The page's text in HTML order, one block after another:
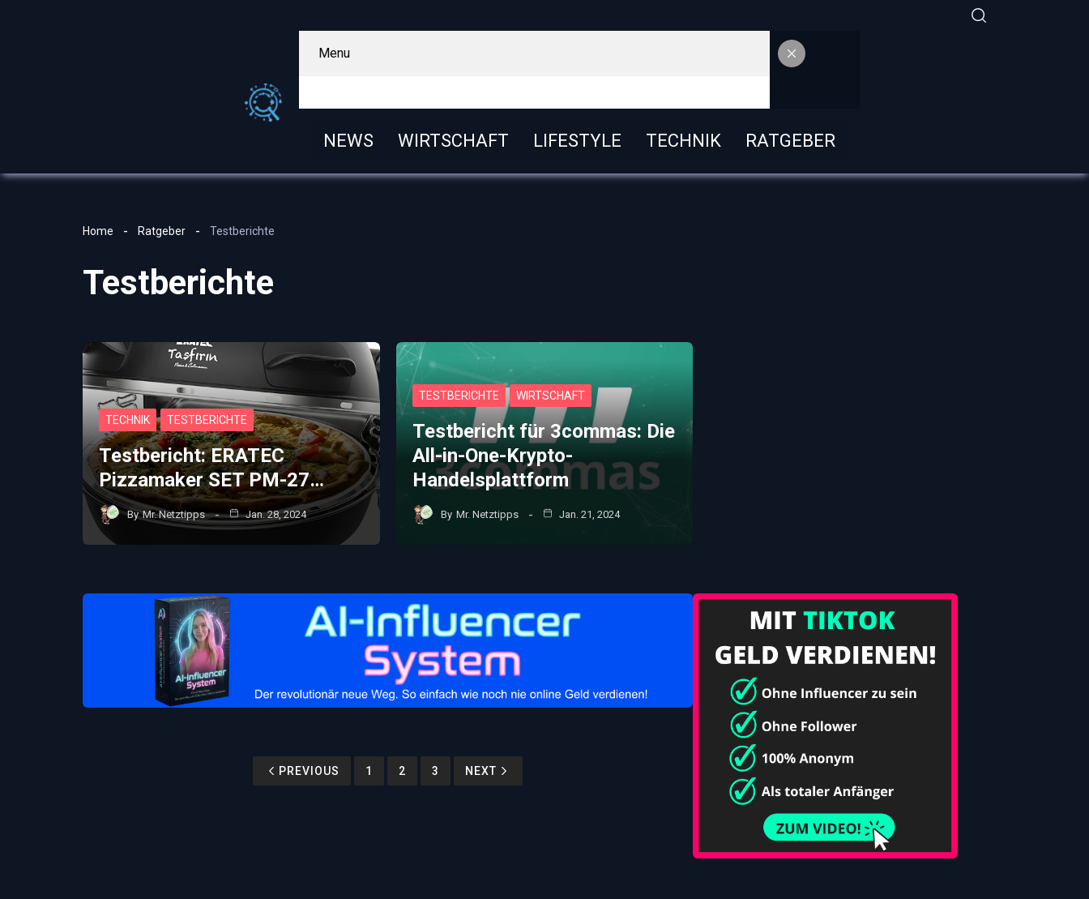
Menu
NEWS WIRTSCHAFT LIFESTYLE TECHNIK RATGEBER
Home Ratgeber Testberichte
Testberichte
TECHNIK TESTBERICHTE
Testbericht: ERATEC
Pizzamaker SET PM-27…
By Mr. Netztipps Jan. 28, 2024
TESTBERICHTE WIRTSCHAFT
Testbericht für 3commas: Die
All-in-One-Krypto-
Handelsplattform
By Mr. Netztipps Jan. 21, 2024
PREVIOUS 1 2 3 NEXT